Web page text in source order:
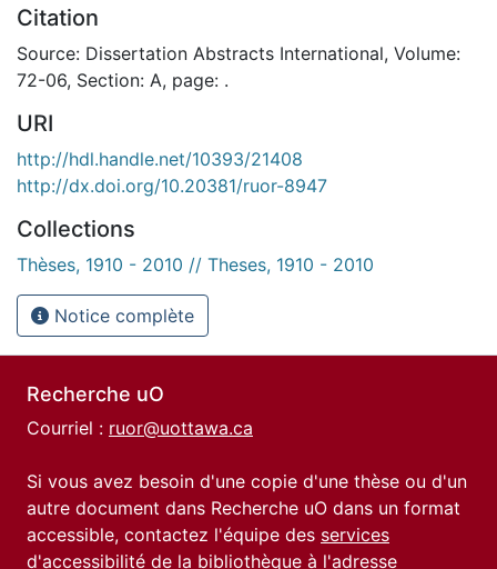
Citation
Source: Dissertation Abstracts International, Volume:
72-06, Section: A, page: .
URI
http://hdl.handle.net/10393/21408
http://dx.doi.org/10.20381/ruor-8947
Collections
Thèses, 1910 - 2010 // Theses, 1910 - 2010
Notice complète
Recherche uO
Courriel : ruor@uottawa.ca
Si vous avez besoin d'une copie d'une thèse ou d'un
autre document dans Recherche uO dans un format
accessible, contactez l'équipe des services
d'accessibilité de la bibliothèque à l'adresse